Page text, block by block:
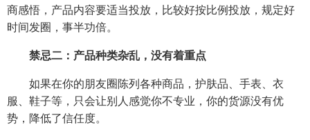
商感悟，产品内容要适当投放，比较好按比例投放，规定好
时间发圈，事半功倍。
禁忌二：产品种类杂乱，没有着重点
如果在你的朋友圈陈列各种商品，护肤品、手表、衣
服、鞋子等，只会让别人感觉你不专业，你的货源没有优
势，降低了信任度。